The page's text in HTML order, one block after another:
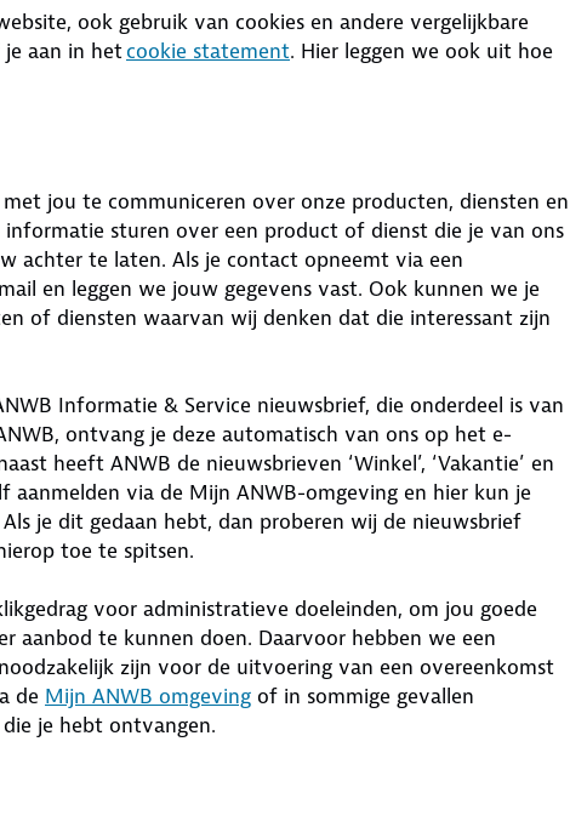
ook gebruik van cookies en andere vergelijkbare
aan in hetcookie statement. Hier leggen we ook uit hoe
jou te communiceren over onze producten, diensten en
sturen over een product of dienst die je van ons
achter te laten. Als je contact opneemt via een
en leggen we jouw gegevens vast. Ook kunnen we je
of diensten waarvan wij denken dat die interessant zijn
Informatie & Service nieuwsbrief, die onderdeel is van
ontvang je deze automatisch van ons op het e-
heeft ANWB de nieuwsbrieven ‘Winkel’, ‘Vakantie’ en
aanmelden via de Mijn ANWB-omgeving en hier kun je
je dit gedaan hebt, dan proberen wij de nieuwsbrief
toe te spitsen.
voor administratieve doeleinden, om jou goede
aanbod te kunnen doen. Daarvoor hebben we een
zijn voor de uitvoering van een overeenkomst
de Mijn ANWB omgeving of in sommige gevallen
je hebt ontvangen.